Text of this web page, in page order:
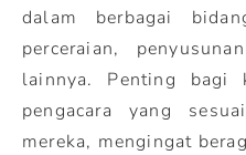
dalam berbagai
perceraian,
lainnya. Penting bagi
pengacara yang
mereka, mengingat